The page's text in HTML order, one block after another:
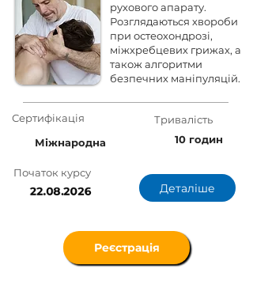
рухового апарату.
Розглядаються хвороби
при остеохондрозі,
міжхребцевих грижах, а
також алгоритми
безпечних маніпуляцій.
Сертифікація
Міжнародна
Тривалість
10 годин
Початок курсу
22.08.2026 Деталіше
Реєстрація